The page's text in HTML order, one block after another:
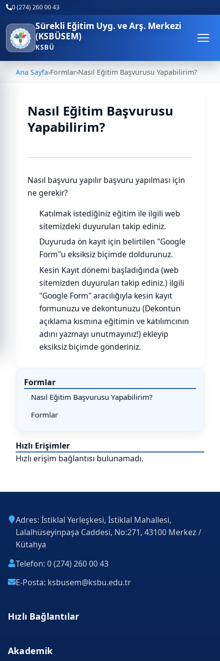
0 (274) 260 00 43
Sürekli Eğitim Uyg. ve Arş. Merkezi
(KSBÜSEM)
KSBÜ
Ana Sayfa›Formlar›Nasıl Eğitim Başvurusu Yapabilirim?
Nasıl Eğitim Başvurusu
Yapabilirim?
Nasıl başvuru yapılır başvuru yapılması için
ne gerekir?
Katılmak istediğiniz eğitim ile ilgili web
sitemizdeki duyuruları takip ediniz.
Duyuruda ön kayıt için belirtilen "Google
Form"u eksiksiz biçimde doldurunuz.
Kesin Kayıt dönemi başladığında (web
sitemizden duyuruları takip ediniz.) ilgili
"Google Form" aracılığıyla kesin kayıt
formunuzu ve dekontunuzu (Dekontun
açıklama kısmına eğitimin ve katılımcının
adını yazmayı unutmayınız!) ekleyip
eksiksiz biçimde gönderiniz.
Formlar
Nasıl Eğitim Başvurusu Yapabilirim?
Formlar
Hızlı Erişimler
Hızlı erişim bağlantısı bulunamadı.
Adres: İstiklal Yerleşkesi, İstiklal Mahallesi,
Lalalhüseyinpaşa Caddesi, No:271, 43100 Merkez /
Kütahya
Telefon: 0 (274) 260 00 43
E-Posta: ksbusem@ksbu.edu.tr
Hızlı Bağlantılar
Akademik